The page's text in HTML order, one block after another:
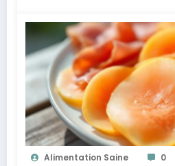
Alimentation Saine 0